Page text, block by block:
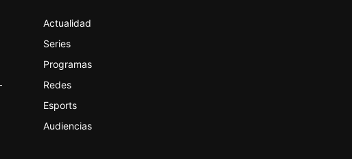
Actualidad
Series
Programas
Redes
Esports
Audiencias